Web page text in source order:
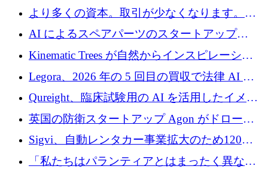
ークの構築に 650 万ドルを調達
より多くの資本。取引が少なくなります。
2026 年上半期がヨーロッパのテクノロジーに
ついて語ること
AI によるスペアパーツのスタートアップ
Intropy が 1,100 万ドルを調達
Kinematic Trees が自然からインスピレーショ
ンを得たロボット ソフトウェアを拡張するた
めに 58 万 5,000 ポンドを調達
Legora、2026 年の 5 回目の買収で法律 AI ス
タートアップ Wexler を買収
Qureight、臨床試験用の AI を活用したイメー
ジング プラットフォームを拡張するためにシ
リーズ B で 2,000 万ドルを確保
英国の防衛スタートアップ Agon がドローン
攻撃に対抗する仮想戦場を構築、3,000 万ドル
を調達
Sigvi、自動レンタカー事業拡大のため120万
ユーロを調達
「私たちはパランティアとはまったく異なる